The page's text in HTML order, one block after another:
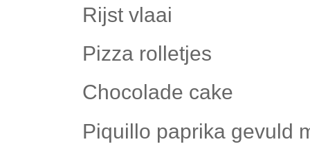
Rijst vlaai
Pizza rolletjes
Chocolade cake
Piquillo paprika gevuld